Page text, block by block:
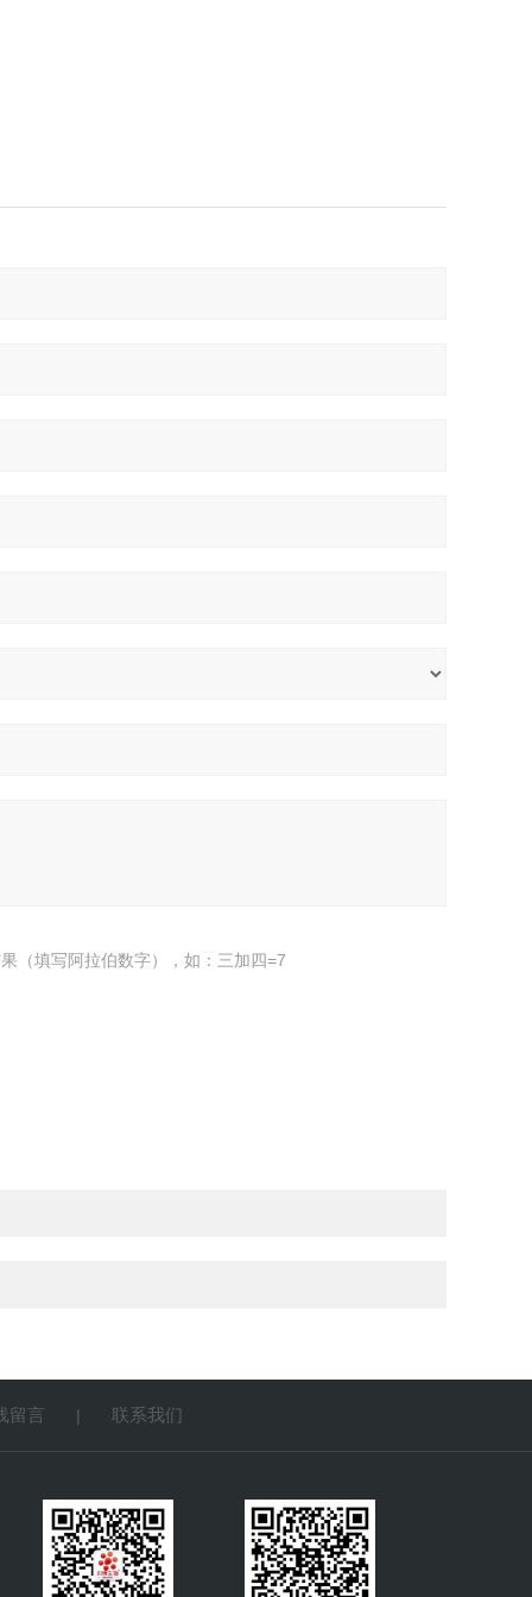
（填写阿拉伯数字），如：三加四=7
留言 | 联系我们